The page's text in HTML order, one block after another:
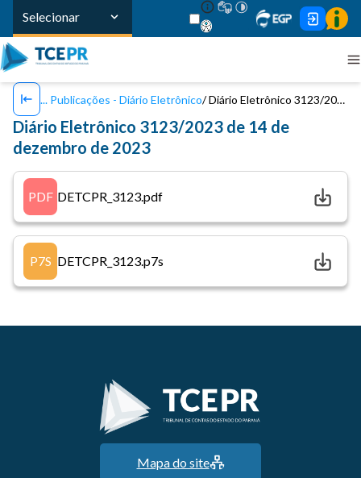
Selecionar
Publicações - Diário Eletrônico Diário Eletrônico 3123/2023 de 14 de dezembro de 2023
Diário Eletrônico 3123/2023 de 14 de
dezembro de 2023
PDF DETCPR_3123.pdf
P7S DETCPR_3123.p7s
Mapa do site